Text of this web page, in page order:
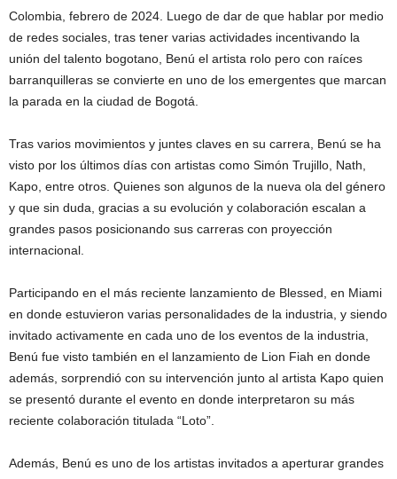
Colombia, febrero de 2024. Luego de dar de que hablar por medio
de redes sociales, tras tener varias actividades incentivando la
unión del talento bogotano, Benú el artista rolo pero con raíces
barranquilleras se convierte en uno de los emergentes que marcan
la parada en la ciudad de Bogotá.
Tras varios movimientos y juntes claves en su carrera, Benú se ha
visto por los últimos días con artistas como Simón Trujillo, Nath,
Kapo, entre otros. Quienes son algunos de la nueva ola del género
y que sin duda, gracias a su evolución y colaboración escalan a
grandes pasos posicionando sus carreras con proyección
internacional.
Participando en el más reciente lanzamiento de Blessed, en Miami
en donde estuvieron varias personalidades de la industria, y siendo
invitado activamente en cada uno de los eventos de la industria,
Benú fue visto también en el lanzamiento de Lion Fiah en donde
además, sorprendió con su intervención junto al artista Kapo quien
se presentó durante el evento en donde interpretaron su más
reciente colaboración titulada “Loto”.
Además, Benú es uno de los artistas invitados a aperturar grandes